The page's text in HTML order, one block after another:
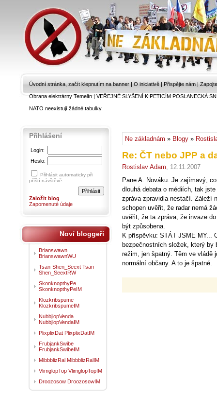
Úvodní stránka, začít klepnutím na banner | O iniciativě | Přispějte nám |
Obrana elektrárny Temelín|VEŘEJNÉ SLYŠENÍ K PETICÍM POSLANECKÁ
NATO neexistují žádné tabulky.
Ne základnám » Blogy »
Re: ČT nebo JPP a
Rostislav Adam, 12.11.2007
Pane A. Nováku. Je zajímavý,
dlouhá debata o médiích, tak
zpráva zpravidla nestačí. Záleží
schopen uvěřit, že radar nemá
uvěřit, že ta zpráva, že invaze
být způsobena.
K příspěvku: STÁT JSME MY...
bezpečnostních složek, který by
režim, jen špatný. Těm ve vládě
normální občany. A to je špatné.
Přihlášení
Login:
Heslo:
Přihlásit automaticky při
příští návštěvě.
Založit blog
Zapomenuté údaje
Noví bloggeři
Brianswawn
BrianswawnWU
Tsan-Shen_Seext Tsan-
Shen_SeextRW
SkonknopthyPe
SkonknopthyPeIM
Klozkribspume
KlozkribspumeIM
NubbjlopVenda
NubbjlopVendaIM
PlixplixDat PlixplixDatIM
FrubjankSwibe
FrubjankSwibeIM
MibbblizRal MibbblizRalIM
VlimglopTop VlimglopTopIM
Droozosow DroozosowIM